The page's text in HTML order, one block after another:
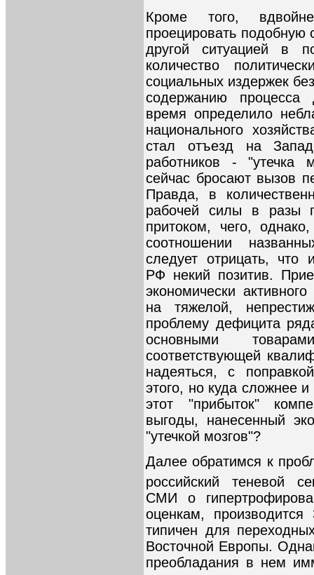
Кроме того, вдвойне
проецировать подобную
другой ситуацией в
количество
социальных издержек
содержанию процесса
время определило
национального
стал отъезд на
работников - "утечка
сейчас бросают вызов
Правда, в
рабочей силы в разы
притоком, чего,
соотношении
следует отрицать, что
РФ некий позитив.
экономически
на тяжелой,
проблему дефицита
основными
соответствующей
надеяться, с
этого, но куда сложнее
этот "прибыток"
выгоды, нанесенный
"утечкой мозгов"?
Далее обратимся к
российский теневой
СМИ о
оценкам,
типичен для
Восточной Европы.
преобладания в нем